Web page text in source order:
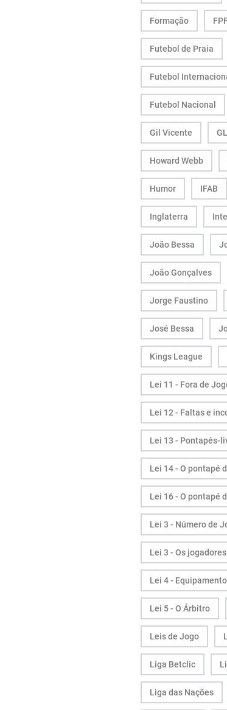
Formação
Futebol de Praia
Futebol
Futebol Nacional
Gil Vicente
Howard Webb
Humor IFAB
Inglaterra
João Bessa
João Gonçalves
Jorge Faustino
José Bessa
Kings League
Lei 11 - Fora de
Lei 12 - Faltas e
Lei 13 - Pontapés-
Lei 14 - O pontapé
Lei 16 - O pontapé
Lei 3 - Número de
Lei 3 - Os jogadores
Lei 4 -
Lei 5 - O Árbitro
Leis de Jogo
Liga Betclic
Liga das Nações